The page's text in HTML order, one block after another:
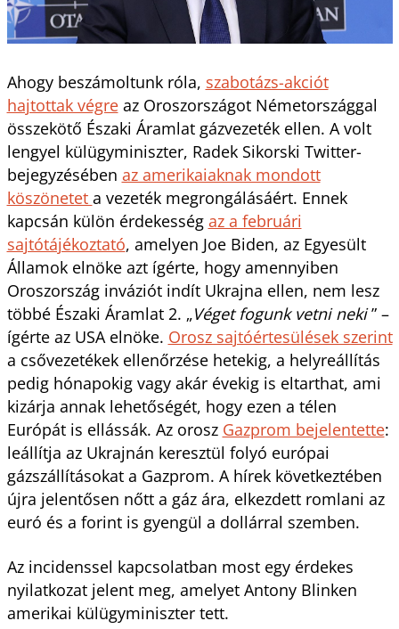
Ahogy beszámoltunk róla, szabotázs-akciót
hajtottak végreaz Oroszországot Németországgal
összekötő Északi Áramlat gázvezeték ellen. A volt
lengyel külügyminiszter, Radek Sikorski Twitter-
bejegyzésében az amerikaiaknak mondott
köszönetet a vezeték megrongálásáért. Ennek
kapcsán külön érdekesség az a februári
sajtótájékoztató, amelyen Joe Biden, az Egyesült
Államok elnöke azt ígérte, hogy amennyiben
Oroszország inváziót indít Ukrajna ellen, nem lesz
többé Északi Áramlat 2. „Véget fogunk vetni neki” –
ígérte az USA elnöke. Orosz sajtóértesülések szerint
a csővezetékek ellenőrzése hetekig, a helyreállítás
pedig hónapokig vagy akár évekig is eltarthat, ami
kizárja annak lehetőségét, hogy ezen a télen
Európát is ellássák. Az orosz Gazprom bejelentette:
leállítja az Ukrajnán keresztül folyó európai
gázszállításokat a Gazprom. A hírek következtében
újra jelentősen nőtt a gáz ára, elkezdett romlani az
euró és a forint is gyengül a dollárral szemben.
Az incidenssel kapcsolatban most egy érdekes
nyilatkozat jelent meg, amelyet Antony Blinken
amerikai külügyminiszter tett.